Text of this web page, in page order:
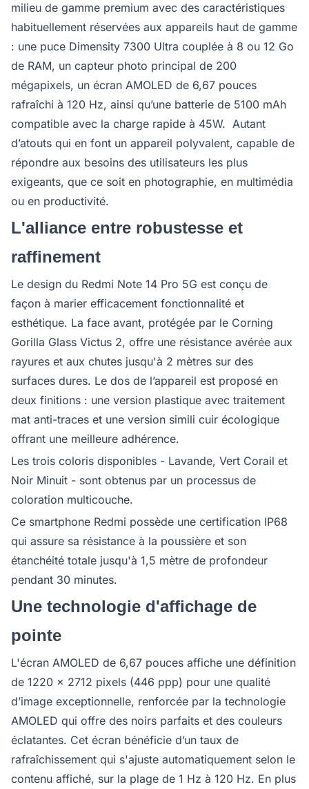
milieu de gamme premium avec des caractéristiques
habituellement réservées aux appareils haut de gamme
: une puce Dimensity 7300 Ultra couplée à 8 ou 12 Go
de RAM, un capteur photo principal de 200
mégapixels, un écran AMOLED de 6,67 pouces
rafraîchi à 120 Hz, ainsi qu’une batterie de 5100 mAh
compatible avec la charge rapide à 45W. Autant
d’atouts qui en font un appareil polyvalent, capable de
répondre aux besoins des utilisateurs les plus
exigeants, que ce soit en photographie, en multimédia
ou en productivité.
L'alliance entre robustesse et
raffinement
Le design du Redmi Note 14 Pro 5G est conçu de
façon à marier efficacement fonctionnalité et
esthétique. La face avant, protégée par le Corning
Gorilla Glass Victus 2, offre une résistance avérée aux
rayures et aux chutes jusqu'à 2 mètres sur des
surfaces dures. Le dos de l’appareil est proposé en
deux finitions : une version plastique avec traitement
mat anti-traces et une version simili cuir écologique
offrant une meilleure adhérence.
Les trois coloris disponibles - Lavande, Vert Corail et
Noir Minuit - sont obtenus par un processus de
coloration multicouche.
Ce smartphone Redmi possède une certification IP68
qui assure sa résistance à la poussière et son
étanchéité totale jusqu'à 1,5 mètre de profondeur
pendant 30 minutes.
Une technologie d'affichage de
pointe
L'écran AMOLED de 6,67 pouces affiche une définition
de 1220 x 2712 pixels (446 ppp) pour une qualité
d’image exceptionnelle, renforcée par la technologie
AMOLED qui offre des noirs parfaits et des couleurs
éclatantes. Cet écran bénéficie d’un taux de
rafraîchissement qui s'ajuste automatiquement selon le
contenu affiché, sur la plage de 1 Hz à 120 Hz. En plus